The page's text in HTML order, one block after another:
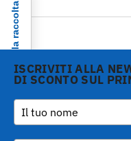
Copyright © 2026
srl - VAT no.
Informativa sulla raccoltaISCRIVITI ALLA
DI SCONTO SUL